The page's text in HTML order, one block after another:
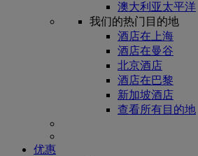
澳大利亚太平洋
我们的热门目的地
酒店在上海
酒店在曼谷
北京酒店
酒店在巴黎
新加坡酒店
查看所有目的地
优惠